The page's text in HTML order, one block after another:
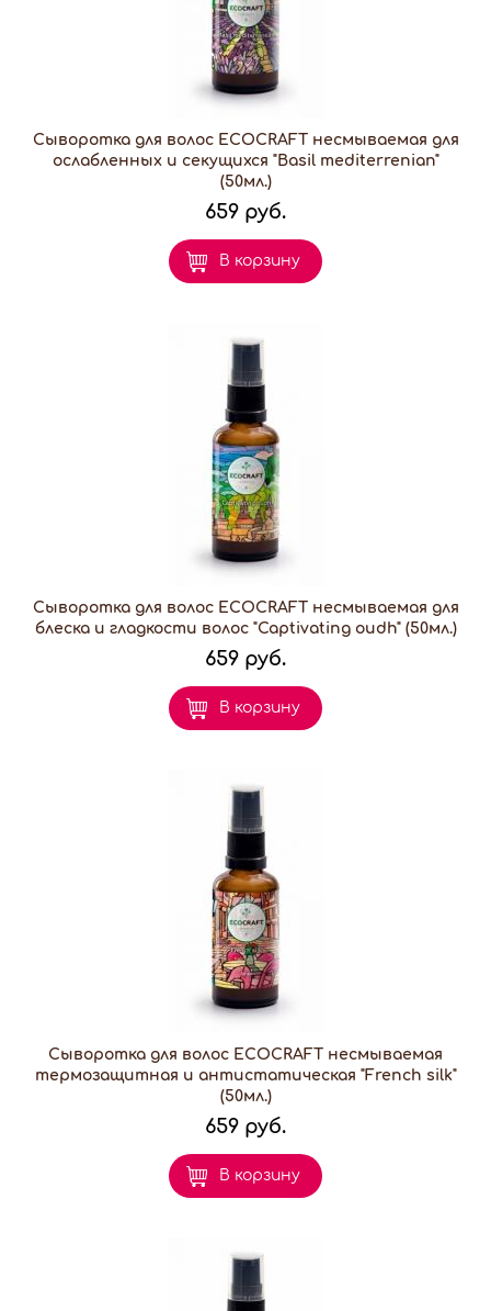
Сыворотка для волос ECOCRAFT несмываемая для
ослабленных и секущихся "Basil mediterrenian"
(50мл.)
659 руб.
В корзину
Сыворотка для волос ECOCRAFT несмываемая для
блеска и гладкости волос "Captivating oudh" (50мл.)
659 руб.
В корзину
Сыворотка для волос ECOCRAFT несмываемая
термозащитная и антистатическая "French silk"
(50мл.)
659 руб.
В корзину